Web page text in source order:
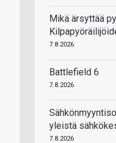
Mikä ärsyttää
7.8.2026
Battlefield 6
7.8.2026
yleistä
7.8.2026